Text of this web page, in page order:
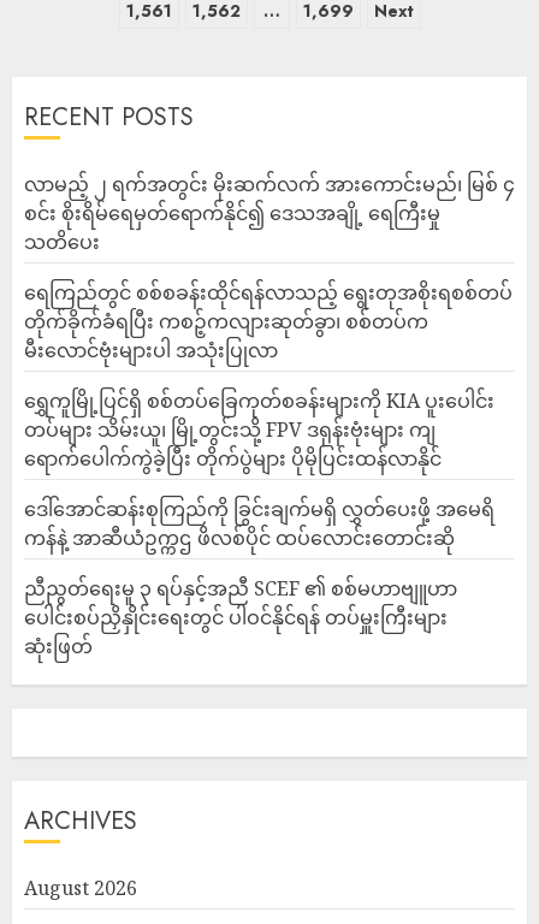
1,561
1,562 … 1,699 Next
RECENT POSTS
လာမည့် ၂ ရက်အတွင်း မိုးဆက်လက် အားကောင်းမည်၊ မြစ် ၄
စင်း စိုးရိမ်ရေမှတ်ရောက်နိုင်၍ ဒေသအချို့ ရေကြီးမှု
သတိပေး
ရေကြည်တွင် စစ်စခန်းထိုင်ရန်လာသည့် ရွေးတုအစိုးရစစ်တပ်
တိုက်ခိုက်ခံရပြီး ကစဉ့်ကလျားဆုတ်ခွာ၊ စစ်တပ်က
မီးလောင်ဗုံးများပါ အသုံးပြုလာ
‎ရွှေကူမြို့ပြင်ရှိ စစ်တပ်ခြေကုတ်စခန်းများကို KIA ပူးပေါင်း
တပ်များ သိမ်းယူ၊ မြို့တွင်းသို့ FPV ဒရုန်းဗုံးများ ကျ
ရောက်ပေါက်ကွဲခဲ့ပြီး တိုက်ပွဲများ ပိုမိုပြင်းထန်လာနိုင်
ဒေါ်အောင်ဆန်းစုကြည်ကို ခြွင်းချက်မရှိ လွှတ်ပေးဖို့ အမေရိ
ကန်နဲ့ အာဆီယံဥက္ကဌ ဖိလစ်ပိုင် ထပ်လောင်းတောင်းဆို
ညီညွတ်ရေးမူ ၃ ရပ်နှင့်အညီ SCEF ၏ စစ်မဟာဗျူဟာ
ပေါင်းစပ်ညှိနှိုင်းရေးတွင် ပါဝင်နိုင်ရန် တပ်မှူးကြီးများ
ဆုံးဖြတ်
ARCHIVES
August 2026